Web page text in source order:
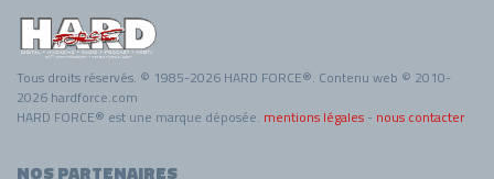
Tous droits réservés. © 1985-2026 HARD FORCE®. Contenu web © 2010-
2026 hardforce.com
HARD FORCE® est une marque déposée. mentions légales - nous contacter
NOS PARTENAIRES